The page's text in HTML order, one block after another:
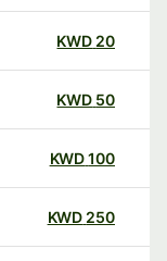
20
KWD
50
KWD
100
KWD
250
KWD